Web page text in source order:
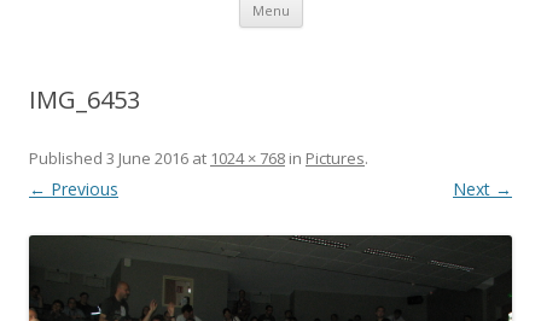
Menu
IMG_6453
Published 3 June 2016 at 1024 × 768 in Pictures.
← Previous Next →